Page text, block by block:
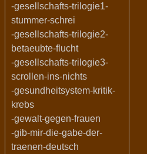
-gesellschafts-trilogie1-
stummer-schrei
-gesellschafts-trilogie2-
betaeubte-flucht
-gesellschafts-trilogie3-
scrollen-ins-nichts
-gesundheitsystem-kritik-
krebs
-gewalt-gegen-frauen
-gib-mir-die-gabe-der-
traenen-deutsch